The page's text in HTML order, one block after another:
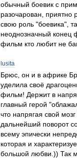
обычный боевик с
разочарован, приятно
свою роль "боевика",
неоднозначный конец
фильм кто любит не
lusita
Брюс, он и в африке
уделила своё
фильм! Держит в
главный герой
что напрягая свой
дальнейший поворот
всему эпически
которая и
большой любви.)) Так